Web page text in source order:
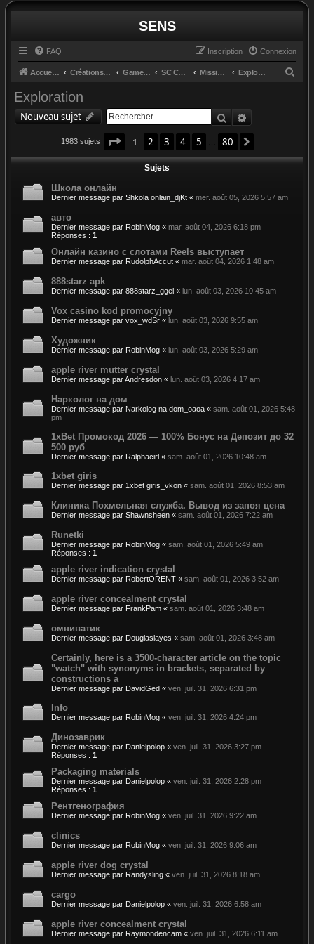
SENS
FAQ Connexion
Inscription
Accueil du forum Créations et retours GameGlass SC Controls by Cosmo Missions Exploration
r
Exploration
Nouveau sujet Rechercher
1983 sujets Page 1sur80
1 2 3 4 5 80
Sujets
Школа онлайн
Dernier message par Shkola onlain_djKt « mer. août 05, 2026 5:57 am
авто
Dernier message par RobinMog « mar. août 04, 2026 6:18 pm
Réponses : 1
Онлайн казино с слотами Reels выступает
Dernier message par RudolphAccut « mar. août 04, 2026 1:48 am
888starz apk
Dernier message par 888starz_ggel « lun. août 03, 2026 10:45 am
Vox casino kod promocyjny
Dernier message par vox_wdSr « lun. août 03, 2026 9:55 am
Художник
Dernier message par RobinMog « lun. août 03, 2026 5:29 am
apple river mutter crystal
Dernier message parAndresdon « lun. août 03, 2026 4:17 am
Нарколог на дом
Dernier message par Narkolog na dom_oaoa « sam. août 01, 2026 5:48
pm
1xBet Промокод 2026 — 100% Бонус на Депозит до 32
500 руб
Dernier message par Ralphacirl « sam. août 01, 2026 10:48 am
1xbet giris
Dernier message par 1xbet giris_vkon « sam. août 01, 2026 8:53 am
Клиника Похмельная служба. Вывод из запоя цена
Dernier message par Shawnsheen « sam. août 01, 2026 7:22 am
Runetki
Dernier message par RobinMog « sam. août 01, 2026 5:49 am
Réponses : 1
apple river indication crystal
Dernier message par RobertORENT « sam. août 01, 2026 3:52 am
apple river concealment crystal
Dernier message par FrankPam « sam. août 01, 2026 3:48 am
омниватик
Dernier message par Douglaslayes « sam. août 01, 2026 3:48 am
Certainly, here is a 3500-character article on the topic
"watch" with synonyms in brackets, separated by
constructions a
Dernier message par DavidGed « ven. juil. 31, 2026 6:31 pm
Info
Dernier message par RobinMog « ven. juil. 31, 2026 4:24 pm
Динозаврик
Dernier message par Danielpolop « ven. juil. 31, 2026 3:27 pm
Réponses : 1
Packaging materials
Dernier message par Danielpolop « ven. juil. 31, 2026 2:28 pm
Réponses : 1
Рентгенография
Dernier message par RobinMog « ven. juil. 31, 2026 9:22 am
clinics
Dernier message par RobinMog « ven. juil. 31, 2026 9:06 am
apple river dog crystal
Dernier message par Randysling « ven. juil. 31, 2026 8:18 am
cargo
Dernier message par Danielpolop « ven. juil. 31, 2026 6:58 am
apple river concealment crystal
Dernier message par Raymondencam « ven. juil. 31, 2026 6:11 am